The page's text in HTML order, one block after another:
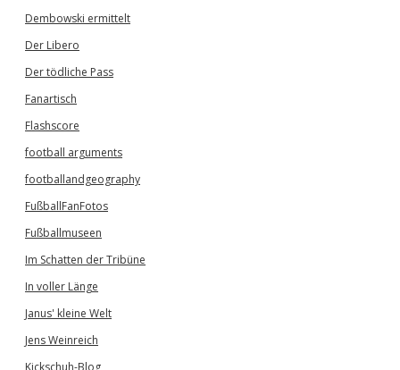
Dembowski ermittelt
Der Libero
Der tödliche Pass
Fanartisch
Flashscore
football arguments
footballandgeography
FußballFanFotos
Fußballmuseen
Im Schatten der Tribüne
In voller Länge
Janus' kleine Welt
Jens Weinreich
Kickschuh-Blog